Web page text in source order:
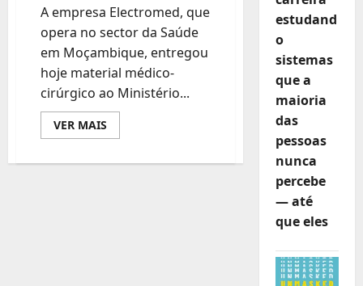
A empresa Electromed, que
opera no sector da Saúde
em Moçambique, entregou
hoje material médico-
cirúrgico ao Ministério...
VER MAIS
mais
estudand
o
sistemas
que a
maioria
das
pessoas
nunca
percebe
— até
que eles